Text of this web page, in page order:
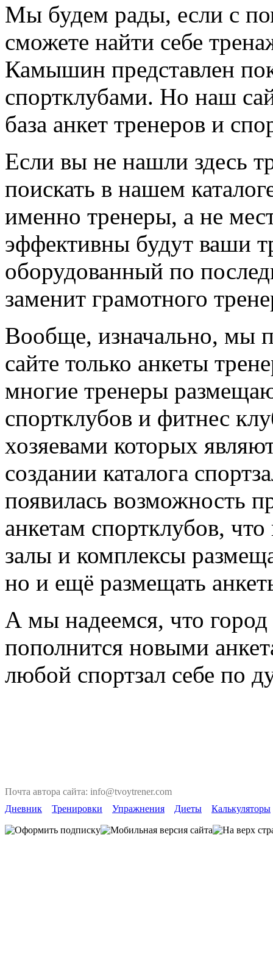
Мы будем рады, если с
сможете найти себе
Камышин представлен
спортклубами. Но наш
база анкет тренеров и
Если вы не нашли здесь
поискать в нашем
именно тренеры, а не
эффективны будут ваши
оборудованный по
заменит грамотного
Вообще, изначально, мы
сайте только анкеты
многие тренеры
спортклубов и фитнес
хозяевами которых
создании каталога
появилась возможность
анкетам спортклубов,
залы и комплексы
но и ещё размещать
А мы надеемся, что
пополнится новыми
любой спортзал себе по
Почта автора сайта: info@tvoytrener.com
Дневник
Тренировки Упражнения Диеты Калькуляторы